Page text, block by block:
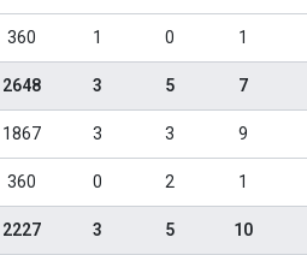
360 1 0 1
2648 3 5 7
1867 3 3 9
360 0 2 1
2227 3 5 10